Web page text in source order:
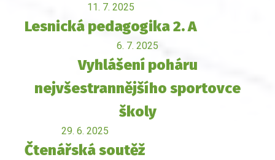
11. 7. 2025
Lesnická pedagogika 2. A
6. 7. 2025
Vyhlášení poháru
nejvšestrannějšího sportovce
školy
29. 6. 2025
Čtenářská soutěž